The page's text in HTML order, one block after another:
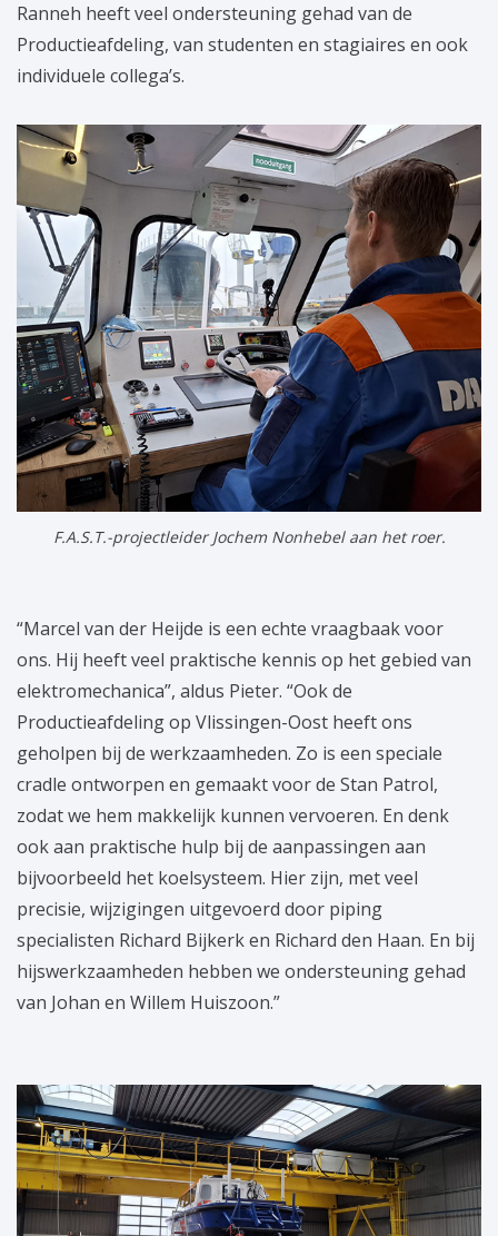
F.A.S.T.-projectleider Jochem Nonhebel aan het roer.
Ranneh heeft veel ondersteuning gehad van de
Productieafdeling, van studenten en stagiaires en ook
individuele collega’s.
“Marcel van der Heijde is een echte vraagbaak voor
ons. Hij heeft veel praktische kennis op het gebied van
elektromechanica”, aldus Pieter. “Ook de
Productieafdeling op Vlissingen-Oost heeft ons
geholpen bij de werkzaamheden. Zo is een speciale
cradle ontworpen en gemaakt voor de Stan Patrol,
zodat we hem makkelijk kunnen vervoeren. En denk
ook aan praktische hulp bij de aanpassingen aan
bijvoorbeeld het koelsysteem. Hier zijn, met veel
precisie, wijzigingen uitgevoerd door piping
specialisten Richard Bijkerk en Richard den Haan. En bij
hijswerkzaamheden hebben we ondersteuning gehad
van Johan en Willem Huiszoon.”